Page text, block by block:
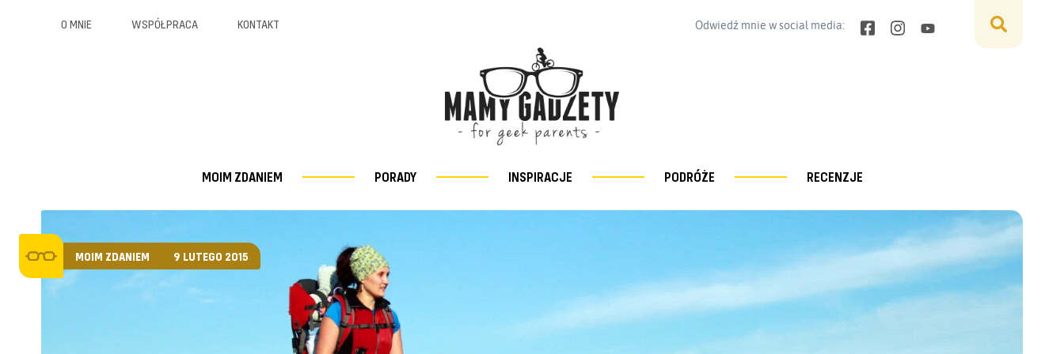
O MNIE WSPÓŁPRACA KONTAKT Odwiedź mnie w social media:
MOIM ZDANIEM PORADY INSPIRACJE PODRÓŻE RECENZJE
MOIM ZDANIEM 9 LUTEGO 2015